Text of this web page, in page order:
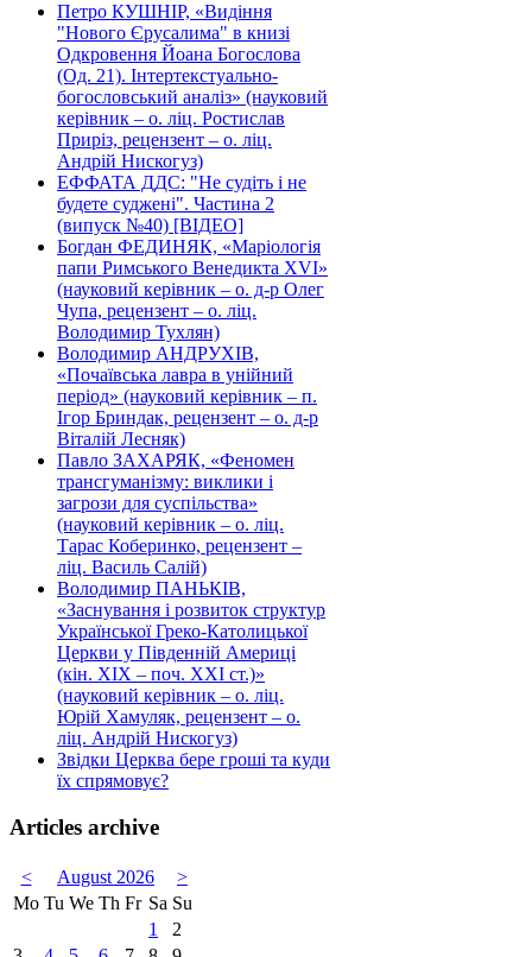
Петро КУШНІР, «Видіння
"Нового Єрусалима" в книзі
Одкровення Йоана Богослова
(Од. 21). Інтертекстуально-
богословський аналіз» (науковий
керівник – о. ліц. Ростислав
Приріз, рецензент – о. ліц.
Андрій Нискогуз)
ЕФФАТА ДДС: "Не судіть і не
будете суджені". Частина 2
(випуск №40) [ВІДЕО]
Богдан ФЕДИНЯК, «Маріологія
папи Римського Венедикта XVI»
(науковий керівник – о. д-р Олег
Чупа, рецензент – о. ліц.
Володимир Тухлян)
Володимир АНДРУХІВ,
«Почаївська лавра в унійний
період» (науковий керівник – п.
Ігор Бриндак, рецензент – о. д-р
Віталій Лесняк)
Павло ЗАХАРЯК, «Феномен
трансгуманізму: виклики і
загрози для суспільства»
(науковий керівник – о. ліц.
Тарас Коберинко, рецензент –
ліц. Василь Салій)
Володимир ПАНЬКІВ,
«Заснування і розвиток структур
Української Греко-Католицької
Церкви у Південній Америці
(кін. ХІХ – поч. ХХІ ст.)»
(науковий керівник – о. ліц.
Юрій Хамуляк, рецензент – о.
ліц. Андрій Нискогуз)
Звідки Церква бере гроші та куди
їх спрямовує?
Articles archive
< August 2026
>
Mo Tu We Th Fr Sa Su
1
2